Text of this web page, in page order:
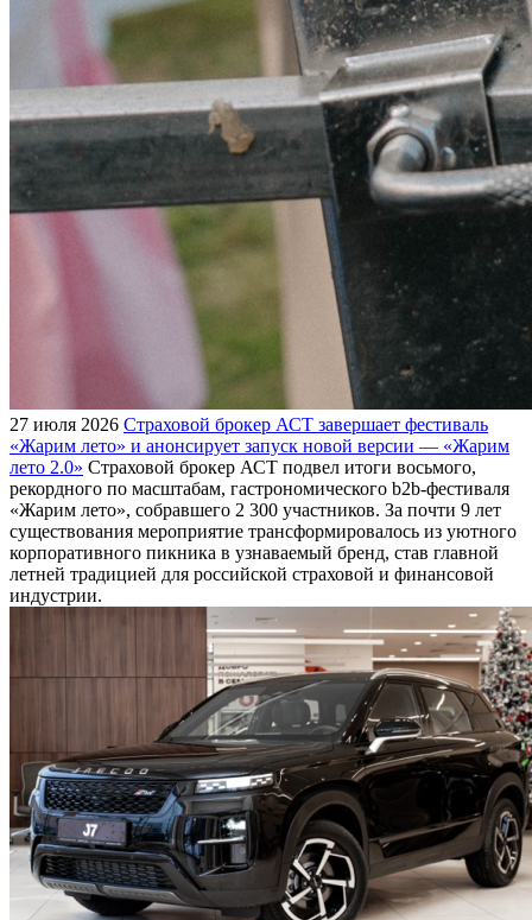
27 июля 2026 Страховой брокер АСТ завершает фестиваль
«Жарим лето» и анонсирует запуск новой версии — «Жарим
лето 2.0» Страховой брокер АСТ подвел итоги восьмого,
рекордного по масштабам, гастрономического b2b-фестиваля
«Жарим лето», собравшего 2 300 участников. За почти 9 лет
существования мероприятие трансформировалось из уютного
корпоративного пикника в узнаваемый бренд, став главной
летней традицией для российской страховой и финансовой
индустрии.